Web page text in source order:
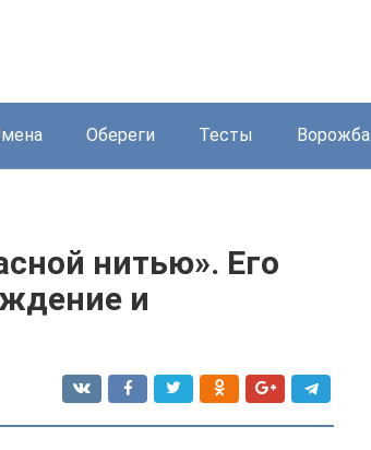
Обереги Тесты Ворожба
нитью». Его
и